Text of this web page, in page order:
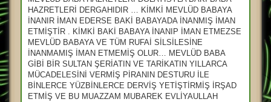
HAZRETLERİ DERGAHIDIR … KİMKİ MEVLÜD BABAYA
İNANIR İMAN EDERSE BAKİ BABAYADA İNANMIŞ İMAN
ETMİŞTİR . KİMKİ BAKİ BABAYA İNANIP İMAN ETMEZSE
MEVLÜD BABAYA VE TÜM RUFAİ SİLSİLESİNE
İNANMAMIŞ İMAN ETMEMİŞ OLUR… MEVLÜD BABA
GİBİ BİR SULTAN ŞERİATIN VE TARİKATIN YILLARCA
MÜCADELESİNİ VERMİŞ PİRANIN DESTURU İLE
BİNLERCE YÜZBİNLERCE DERVİŞ YETİŞTİRMİŞ İRŞAD
ETMİŞ VE BU MUAZZAM MUBAREK EVLİYAULLAH